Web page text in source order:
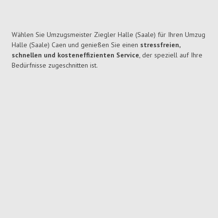
Wählen Sie Umzugsmeister Ziegler Halle (Saale) für Ihren Umzug
Halle (Saale) Caen und genießen Sie einen stressfreien,
schnellen und kosteneffizienten Service, der speziell auf Ihre
Bedürfnisse zugeschnitten ist.